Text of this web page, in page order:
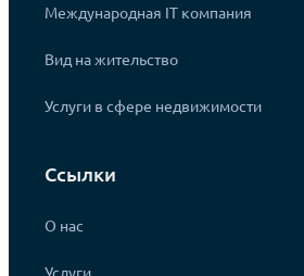
Международная IT компания
Вид на жительство
Услуги в сфере недвижимости
Ссылки
О нас
Услуги